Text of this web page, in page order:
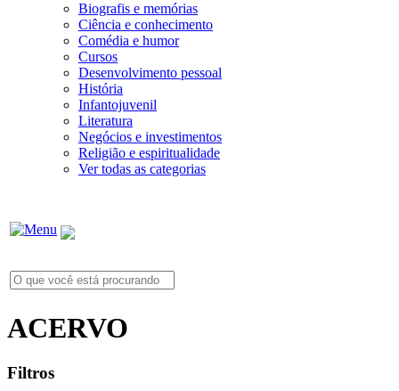
Biografis e memórias
Ciência e conhecimento
Comédia e humor
Cursos
Desenvolvimento pessoal
História
Infantojuvenil
Literatura
Negócios e investimentos
Religião e espiritualidade
Ver todas as categorias
ACERVO
Filtros